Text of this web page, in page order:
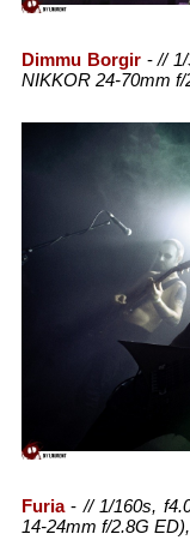
Dimmu Borgir-//
NIKKOR 24-70mm
Furia-// 1/160s,
14-24mm f/2.8G